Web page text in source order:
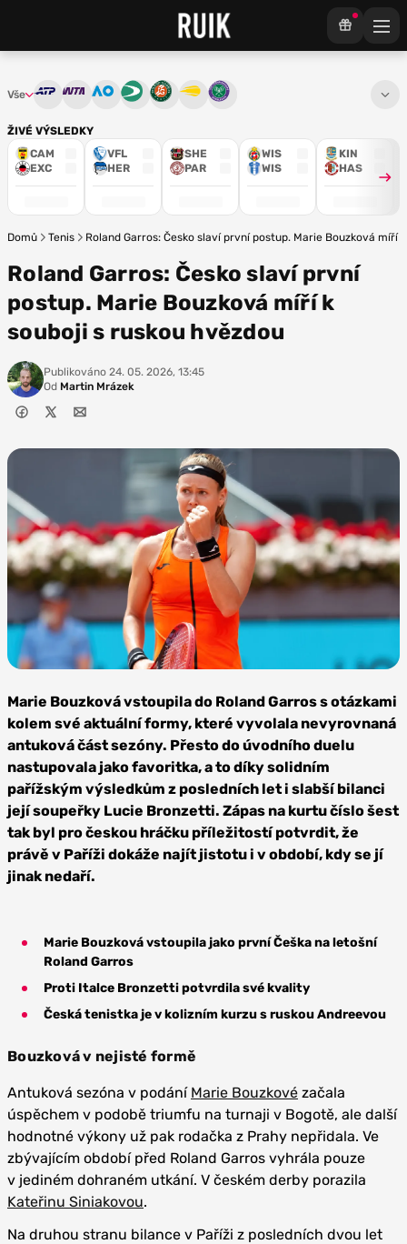
ŽIVÉ VÝSLEDKY
CAM
EXC
VFL
HER
SHE
PAR
WIS
WIS
KIN
HAS
Vše WTA Australian Open
Davis CupFrench Open
US OpenWimbledon
Domů Tenis Roland Garros: Česko slaví první postup. Marie Bouzková míří
Roland Garros: Česko slaví první
postup. Marie Bouzková míří k
souboji s ruskou hvězdou
Publikováno 24. 05. 2026, 13:45
Od Martin Mrázek
Depositphotos
Marie Bouzková vstoupila do Roland Garros s otázkami
kolem své aktuální formy, které vyvolala nevyrovnaná
antuková část sezóny. Přesto do úvodního duelu
nastupovala jako favoritka, a to díky solidním
pařížským výsledkům z posledních let i slabší bilanci
její soupeřky Lucie Bronzetti. Zápas na kurtu číslo šest
tak byl pro českou hráčku příležitostí potvrdit, že
právě v Paříži dokáže najít jistotu i v období, kdy se jí
jinak nedaří.
Marie Bouzková vstoupila jako první Češka na letošní
Roland Garros
Proti Italce Bronzetti potvrdila své kvality
Česká tenistka je v kolizním kurzu s ruskou Andreevou
Bouzková v nejisté formě
Antuková sezóna v podání Marie Bouzkové začala
úspěchem v podobě triumfu na turnaji v Bogotě, ale další
hodnotné výkony už pak rodačka z Prahy nepřidala. Ve
zbývajícím období před Roland Garros vyhrála pouze
v jediném dohraném utkání. V českém derby porazila
Kateřinu Siniakovou.
Na druhou stranu bilance v Paříži z posledních dvou let